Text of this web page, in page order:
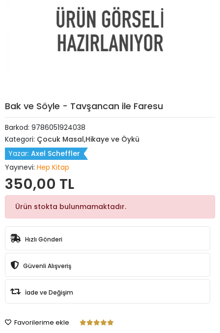
Bak ve Söyle - Tavşancan ile Faresu
Barkod: 9786051924038
Kategori: Çocuk Masal,Hikaye ve Öykü
Yazar: Axel Scheffler
Yayınevi: Hep Kitap
350,00 TL
Ürün stokta bulunmamaktadır.
Hızlı Gönderi
Güvenli Alışveriş
İade ve Değişim
Favorilerime ekle